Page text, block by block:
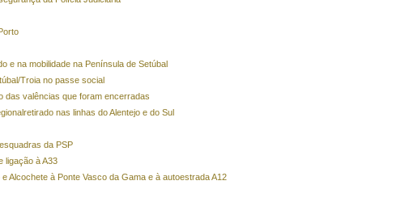
e na mobilidade na Península de Setúbal
Troia no passe social
das valências que foram encerradas
nas linhas do Alentejo e do Sul
da PSP
ligação à A33
Alcochete à Ponte Vasco da Gama e à autoestrada A12